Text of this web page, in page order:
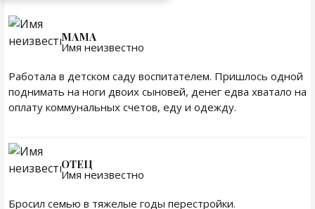
МАМА
Имя неизвестно
Работала в детском саду воспитателем. Пришлось одной
поднимать на ноги двоих сыновей, денег едва хватало на
оплату коммунальных счетов, еду и одежду.
ОТЕЦ
Имя неизвестно
Бросил семью в тяжелые годы перестройки.